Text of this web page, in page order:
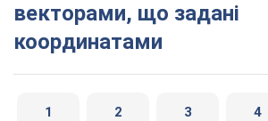
векторами, що задані
координатами
1 2 3 4